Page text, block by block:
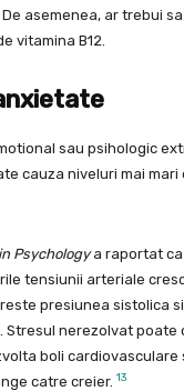
asemenea, ar trebui
vitamina B12.
sau psihologic
cauza niveluri mai mari
Psychologya raportat
tensiunii arteriale
presiunea sistolica
Stresul nerezolvat poate
boli cardiovasculare
catre creier. 13